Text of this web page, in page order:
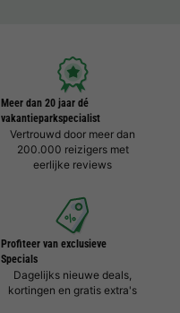
Meer dan 20 jaar dé
vakantieparkspecialist
Vertrouwd door meer dan
200.000 reizigers met
eerlijke reviews
Profiteer van exclusieve
Specials
Dagelijks nieuwe deals,
kortingen en gratis extra's